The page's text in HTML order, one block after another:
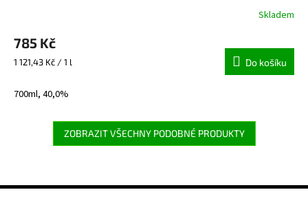
produktu
je
5,0
5
Skladem
785 Kč
Měrná
1 121,43 Kč / 1 l Do košíku
700ml, 40,0%
ZOBRAZIT VŠECHNY PODOBNÉ PRODUKTY
Z